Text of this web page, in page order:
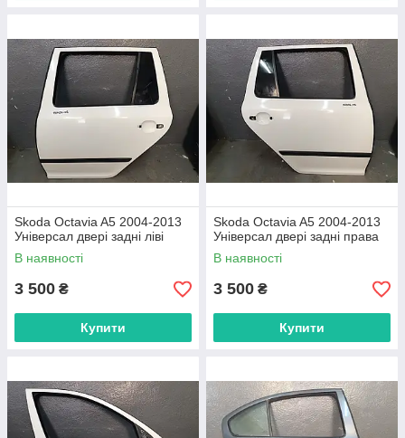
Skoda Octavia A5 2004-2013
Універсал двері задні ліві
В наявності
3 500 ₴
Купити
Skoda Octavia A5 2004-2013
Універсал двері задні права
В наявності
3 500 ₴
Купити